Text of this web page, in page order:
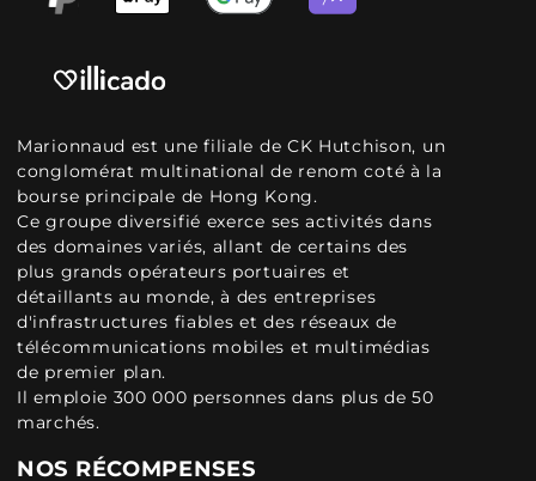
Marionnaud est une filiale de CK Hutchison, un
conglomérat multinational de renom coté à la
bourse principale de Hong Kong.
Ce groupe diversifié exerce ses activités dans
des domaines variés, allant de certains des
plus grands opérateurs portuaires et
détaillants au monde, à des entreprises
d'infrastructures fiables et des réseaux de
télécommunications mobiles et multimédias
de premier plan.
Il emploie 300 000 personnes dans plus de 50
marchés.
NOS RÉCOMPENSES